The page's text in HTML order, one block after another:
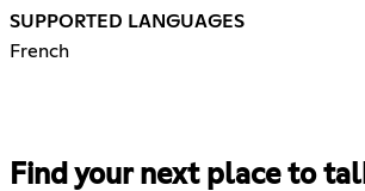
SUPPORTED LANGUAGES
French
Find your next place to